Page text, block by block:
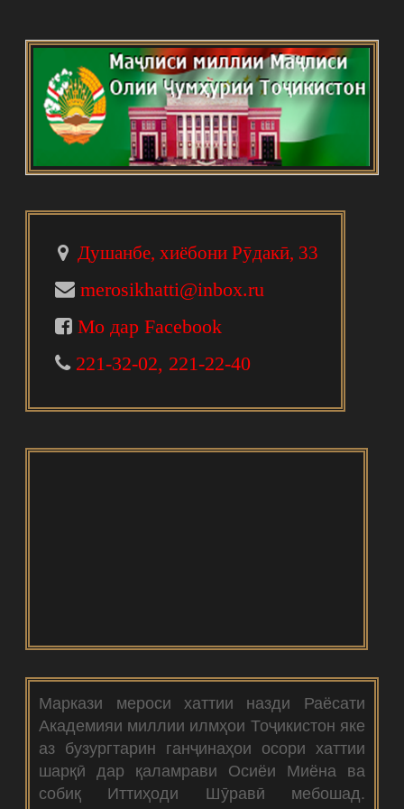
Душанбе, хиёбони Рӯдакӣ, 33
merosikhatti@inbox.ru
Мо дар Facebook
221-32-02, 221-22-40
Маркази мероси хаттии назди Раёсати
Академияи миллии илмҳои Тоҷикистон яке
аз бузургтарин ганҷинаҳои осори хаттии
шарқӣ дар қаламрави Осиёи Миёна ва
собиқ Иттиҳоди Шӯравӣ мебошад.